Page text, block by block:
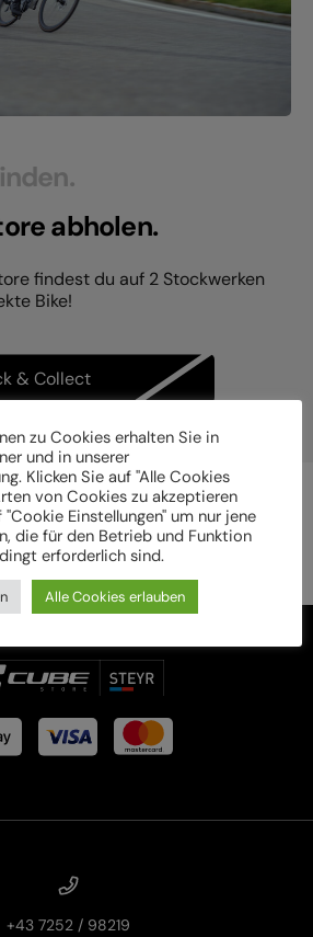
abholen.
findest du auf 2 Stockwerken
Bike!
& Collect
+43 7252 / 98219
zu Cookies erhalten Sie in
und in unserer
Klicken Sie auf "Alle Cookies
von Cookies zu akzeptieren
Einstellungen" um nur jene
die für den Betrieb und Funktion
erforderlich sind.
Alle Cookies erlauben